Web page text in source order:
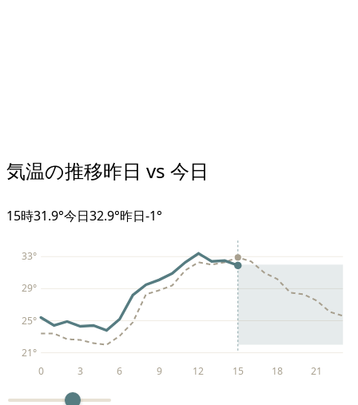
気温の推移昨日 vs 今日
15時31.9°今日32.9°昨日-1°
21°
25°
29°
33°
0 3 6 9 12 15 18 21